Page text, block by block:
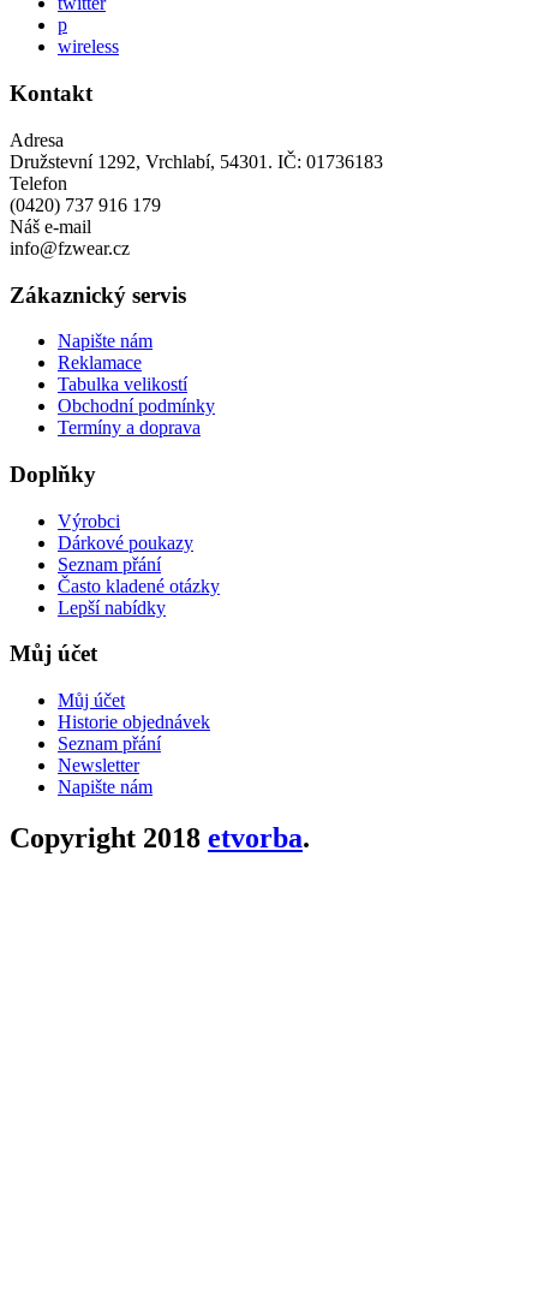
p
wireless
Kontakt
Adresa
Družstevní 1292, Vrchlabí, 54301. IČ: 01736183
Telefon
(0420) 737 916 179
Náš e-mail
info@fzwear.cz
Zákaznický servis
Napište nám
Reklamace
Tabulka velikostí
Obchodní podmínky
Termíny a doprava
Doplňky
Výrobci
Dárkové poukazy
Seznam přání
Často kladené otázky
Lepší nabídky
Můj účet
Můj účet
Historie objednávek
Seznam přání
Newsletter
Napište nám
Copyright 2018 etvorba.